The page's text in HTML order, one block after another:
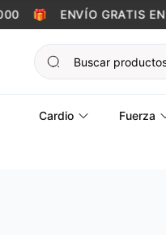
🎁 ENVÍO GRATIS EN
Cardio Fuerza